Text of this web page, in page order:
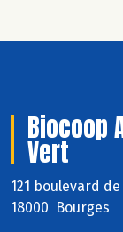
Biocoop
Vert
121 boulevard
18000 Bourges